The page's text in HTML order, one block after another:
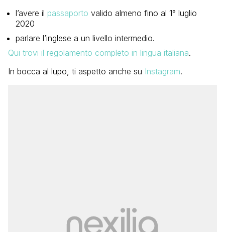
l’avere il passaporto valido almeno fino al 1° luglio
2020
parlare l’inglese a un livello intermedio.
Qui trovi il regolamento completo in lingua italiana.
In bocca al lupo, ti aspetto anche su Instagram.